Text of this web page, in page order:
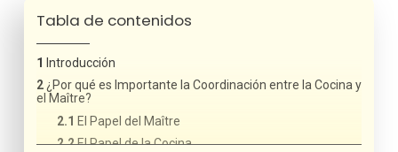
Tabla de contenidos
Introducción
¿Por qué es Importante la Coordinación entre la Cocina y
el Maître?
El Papel del Maître
El Papel de la Cocina